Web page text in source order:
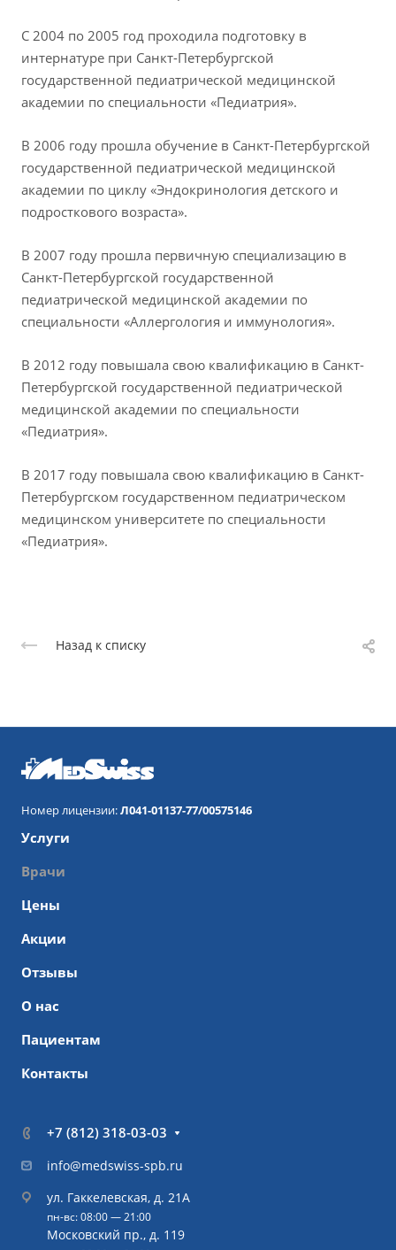
С 2004 по 2005 год проходила подготовку в
интернатуре при Санкт-Петербургской
государственной педиатрической медицинской
академии по специальности «Педиатрия».
В 2006 году прошла обучение в Санкт-Петербургской
государственной педиатрической медицинской
академии по циклу «Эндокринология детского и
подросткового возраста».
В 2007 году прошла первичную специализацию в
Санкт-Петербургской государственной
педиатрической медицинской академии по
специальности «Аллергология и иммунология».
В 2012 году повышала свою квалификацию в Санкт-
Петербургской государственной педиатрической
медицинской академии по специальности
«Педиатрия».
В 2017 году повышала свою квалификацию в Санкт-
Петербургском государственном педиатрическом
медицинском университете по специальности
«Педиатрия».
Назад к списку
Номер лицензии:Л041-01137-77/00575146
Услуги
Врачи
Цены
Акции
Отзывы
О нас
Пациентам
Контакты
+7 (812) 318-03-03
info@medswiss-spb.ru
ул. Гаккелевская, д. 21А
пн-вс: 08:00 — 21:00
Московский пр., д. 119